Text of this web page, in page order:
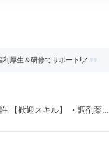
厚生＆研修でサポート!／
【歓迎スキル】 ・調剤薬...